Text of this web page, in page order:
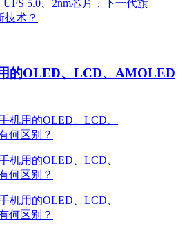
的OLED、LCD、AMOLED